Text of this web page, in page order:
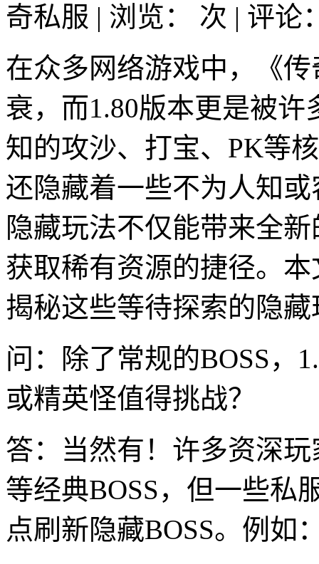
奇私服 | 浏览：
次 | 评论
在众多网络游戏中，《
衰，而1.80版本更是被
知的攻沙、打宝、PK等
还隐藏着一些不为人知
隐藏玩法不仅能带来全
获取稀有资源的捷径。
揭秘这些等待探索的隐藏
问：除了常规的BOSS，
或精英怪值得挑战？
答：当然有！许多资深
等经典BOSS，但一些私
点刷新隐藏BOSS。例如